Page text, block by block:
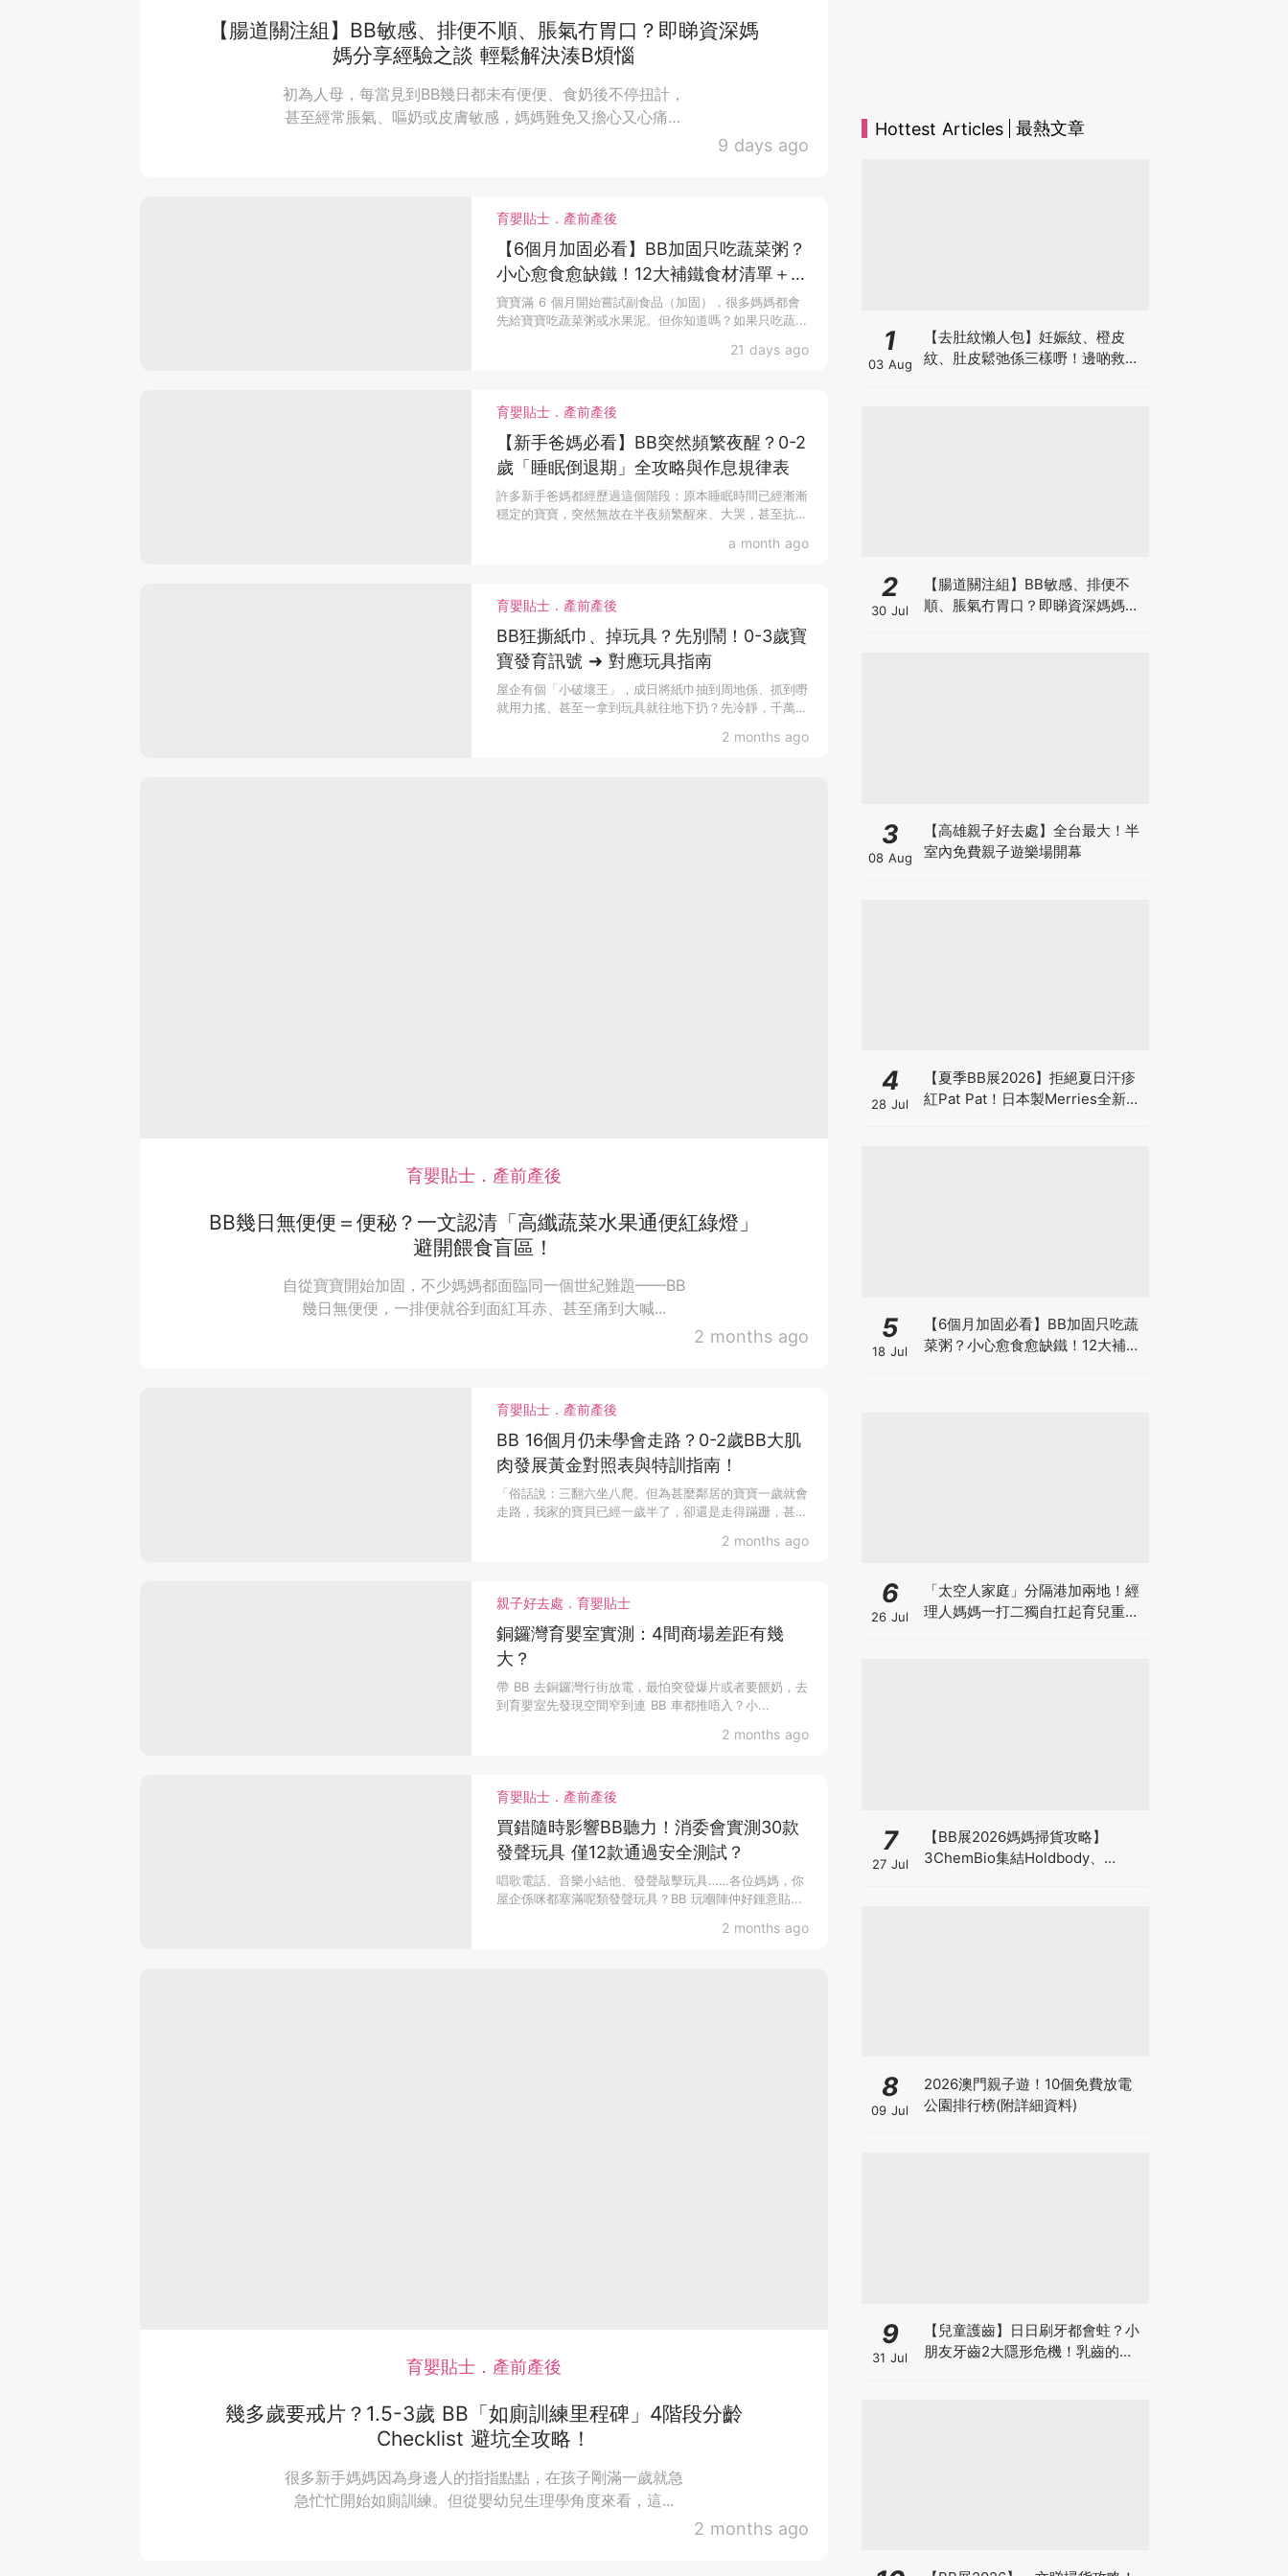
【腸道關注組】BB敏感、排便不順、脹氣冇胃口？即睇資深媽
媽分享經驗之談 輕鬆解決湊B煩惱
初為人母，每當見到BB幾日都未有便便、食奶後不停扭計，
甚至經常脹氣、嘔奶或皮膚敏感，媽媽難免又擔心又心痛：
9 days ago
育嬰貼士．產前產後
【6個月加固必看】BB加固只吃蔬菜粥？
小心愈食愈缺鐵！12大補鐵食材清單＋一
星期食譜推薦
寶寶滿 6 個月開始嘗試副食品（加固），很多媽媽都會
先給寶寶吃蔬菜粥或水果泥。但你知道嗎？如果只吃蔬...
21 days ago
育嬰貼士．產前產後
【新手爸媽必看】BB突然頻繁夜醒？0-2
歲「睡眠倒退期」全攻略與作息規律表
許多新手爸媽都經歷過這個階段：原本睡眠時間已經漸漸
穩定的寶寶，突然無故在半夜頻繁醒來、大哭，甚至抗
a month ago
育嬰貼士．產前產後
BB狂撕紙巾、掉玩具？先別鬧！0-3歲寶
寶發育訊號 ➜ 對應玩具指南
屋企有個「小破壞王」，成日將紙巾抽到周地係、抓到嘢
就用力搖、甚至一拿到玩具就往地下扔？先冷靜，千萬別
2 months ago
育嬰貼士．產前產後
BB幾日無便便＝便秘？一文認清「高纖蔬菜水果通便紅綠燈」
避開餵食盲區！
自從寶寶開始加固，不少媽媽都面臨同一個世紀難題——BB
幾日無便便，一排便就谷到面紅耳赤、甚至痛到大喊...
2 months ago
育嬰貼士．產前產後
BB 16個月仍未學會走路？0-2歲BB大肌
肉發展黃金對照表與特訓指南！
「俗話說：三翻六坐八爬。但為甚麼鄰居的寶寶一歲就會
走路，我家的寶貝已經一歲半了，卻還是走得蹣跚，甚
2 months ago
親子好去處．育嬰貼士
銅鑼灣育嬰室實測：4間商場差距有幾
大？
帶 BB 去銅鑼灣行街放電，最怕突發爆片或者要餵奶，去
到育嬰室先發現空間窄到連 BB 車都推唔入？小...
2 months ago
育嬰貼士．產前產後
買錯隨時影響BB聽力！消委會實測30款
發聲玩具 僅12款通過安全測試？
唱歌電話、音樂小結他、發聲敲擊玩具……各位媽媽，你
屋企係咪都塞滿呢類發聲玩具？BB 玩嗰陣仲好鍾意貼...
2 months ago
育嬰貼士．產前產後
幾多歲要戒片？1.5-3歲 BB「如廁訓練里程碑」4階段分齡
Checklist 避坑全攻略！
很多新手媽媽因為身邊人的指指點點，在孩子剛滿一歲就急
急忙忙開始如廁訓練。但從嬰幼兒生理學角度來看，這...
2 months ago
Hottest Articles 最熱文章
1
03 Aug
【去肚紋懶人包】妊娠紋、橙皮
紋、肚皮鬆弛係三樣嘢！邊啲救得
2
30 Jul
【腸道關注組】BB敏感、排便不
順、脹氣冇胃口？即睇資深媽媽分
3
08 Aug
【高雄親子好去處】全台最大！半
室內免費親子遊樂場開幕
4
28 Jul
【夏季BB展2026】拒絕夏日汗疹
紅Pat Pat！日本製Merries全新超
5
18 Jul
【6個月加固必看】BB加固只吃蔬
菜粥？小心愈食愈缺鐵！12大補鐵
6
26 Jul
「太空人家庭」分隔港加兩地！經
理人媽媽一打二獨自扛起育兒重
7
27 Jul
【BB展2026媽媽掃貨攻略】
3ChemBio集結Holdbody、
8
09 Jul
2026澳門親子遊！10個免費放電
公園排行榜(附詳細資料)
9
31 Jul
【兒童護齒】日日刷牙都會蛀？小
朋友牙齒2大隱形危機！乳齒的琺